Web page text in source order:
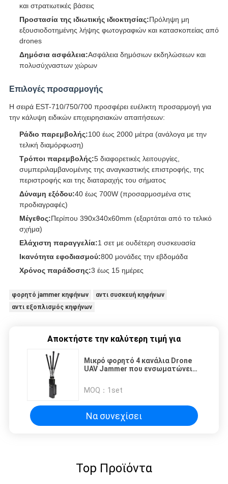
και στρατιωτικές βάσεις
Προστασία της ιδιωτικής ιδιοκτησίας:Πρόληψη μη
εξουσιοδοτημένης λήψης φωτογραφιών και κατασκοπείας από
drones
Δημόσια ασφάλεια:Ασφάλεια δημόσιων εκδηλώσεων και
πολυσύχναστων χώρων
Επιλογές προσαρμογής
Η σειρά EST-710/750/700 προσφέρει ευέλικτη προσαρμογή για
την κάλυψη ειδικών επιχειρησιακών απαιτήσεων:
Ράδιο παρεμβολής:100 έως 2000 μέτρα (ανάλογα με την
τελική διαμόρφωση)
Τρόποι παρεμβολής:5 διαφορετικές λειτουργίες,
συμπεριλαμβανομένης της αναγκαστικής επιστροφής, της
περιστροφής και της διαταραχής του σήματος
Δύναμη εξόδου:40 έως 700W (προσαρμοσμένα στις
προδιαγραφές)
Μέγεθος:Περίπου 390x340x60mm (εξαρτάται από το τελικό
σχήμα)
Ελάχιστη παραγγελία:1 σετ με ουδέτερη συσκευασία
Ικανότητα εφοδιασμού:800 μονάδες την εβδομάδα
Χρόνος παράδοσης:3 έως 15 ημέρες
φορητό jammer κηφήνων
αντι συσκευή κηφήνων
αντι εξοπλισμός κηφήνων
Αποκτήστε την καλύτερη τιμή για
Μικρό φορητό 4 κανάλια Drone
UAV Jammer που ενσωματώνει
Τεχνολογία για την άμβλυνση της
απειλής των UAV
MOQ： 1set
Να συνεχίσει
Top Προϊόντα